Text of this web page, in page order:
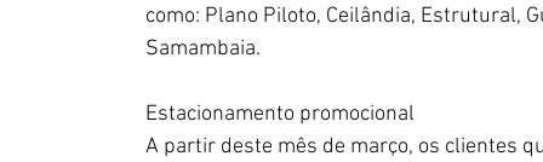
como: Plano Piloto, Ceilândia, Estrutural,
Samambaia.
Estacionamento promocional
A partir deste mês de março, os clientes